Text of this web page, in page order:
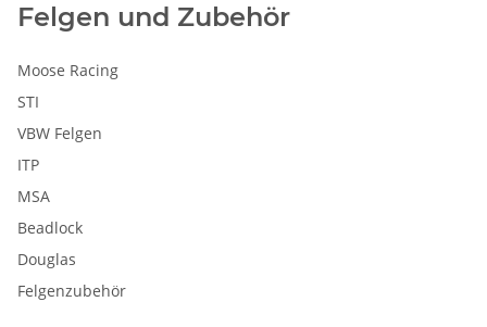
Felgen und Zubehör
Moose Racing
STI
VBW Felgen
ITP
MSA
Beadlock
Douglas
Felgenzubehör